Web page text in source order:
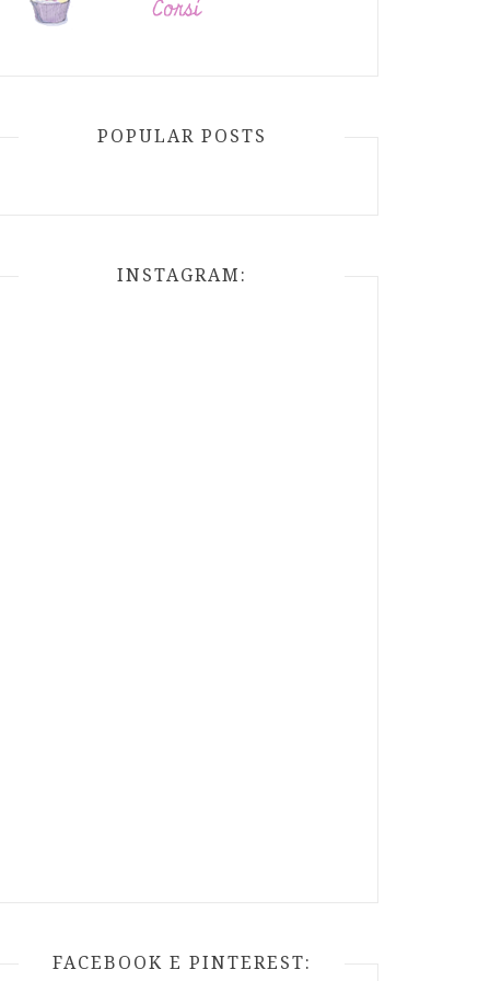
POPULAR POSTS
INSTAGRAM:
FACEBOOK E PINTEREST: